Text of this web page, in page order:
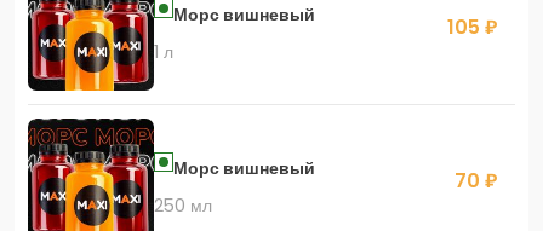
Морс вишневый
1 л
105 ₽
Морс вишневый
250 мл
70 ₽